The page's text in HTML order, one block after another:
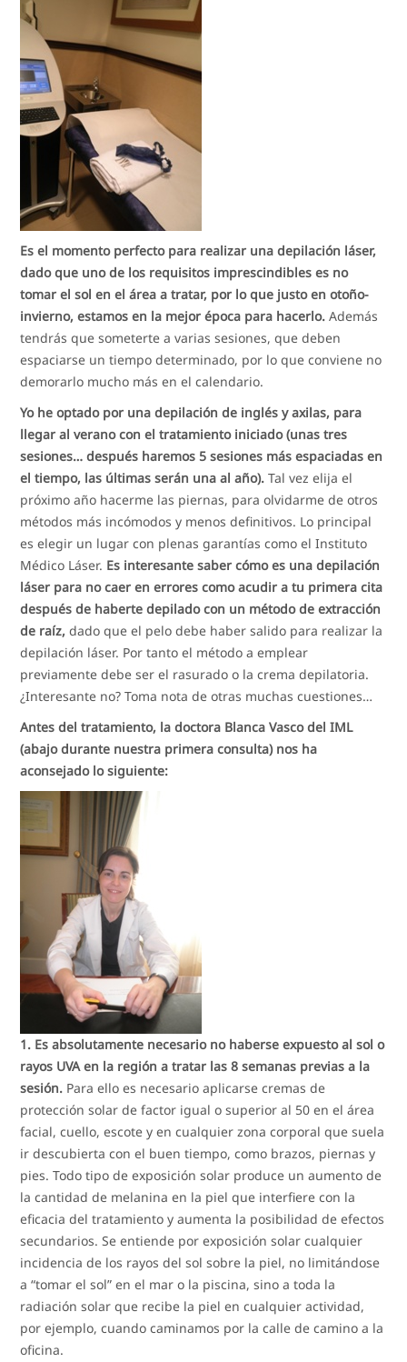
Es el momento perfecto para realizar una depilación láser,
dado que uno de los requisitos imprescindibles es no
tomar el sol en el área a tratar, por lo que justo en otoño-
invierno, estamos en la mejor época para hacerlo. Además
tendrás que someterte a varias sesiones, que deben
espaciarse un tiempo determinado, por lo que conviene no
demorarlo mucho más en el calendario.
Yo he optado por una depilación de inglés y axilas, para
llegar al verano con el tratamiento iniciado (unas tres
sesiones… después haremos 5 sesiones más espaciadas en
el tiempo, las últimas serán una al año). Tal vez elija el
próximo año hacerme las piernas, para olvidarme de otros
métodos más incómodos y menos definitivos. Lo principal
es elegir un lugar con plenas garantías como el Instituto
Médico Láser. Es interesante saber cómo es una depilación
láser para no caer en errores como acudir a tu primera cita
después de haberte depilado con un método de extracción
de raíz, dado que el pelo debe haber salido para realizar la
depilación láser. Por tanto el método a emplear
previamente debe ser el rasurado o la crema depilatoria.
¿Interesante no? Toma nota de otras muchas cuestiones…
Antes del tratamiento, la doctora Blanca Vasco del IML
(abajo durante nuestra primera consulta) nos ha
aconsejado lo siguiente:
1. Es absolutamente necesario no haberse expuesto al sol o
rayos UVA en la región a tratar las 8 semanas previas a la
sesión. Para ello es necesario aplicarse cremas de
protección solar de factor igual o superior al 50 en el área
facial, cuello, escote y en cualquier zona corporal que suela
ir descubierta con el buen tiempo, como brazos, piernas y
pies. Todo tipo de exposición solar produce un aumento de
la cantidad de melanina en la piel que interfiere con la
eficacia del tratamiento y aumenta la posibilidad de efectos
secundarios. Se entiende por exposición solar cualquier
incidencia de los rayos del sol sobre la piel, no limitándose
a “tomar el sol” en el mar o la piscina, sino a toda la
radiación solar que recibe la piel en cualquier actividad,
por ejemplo, cuando caminamos por la calle de camino a la
oficina.